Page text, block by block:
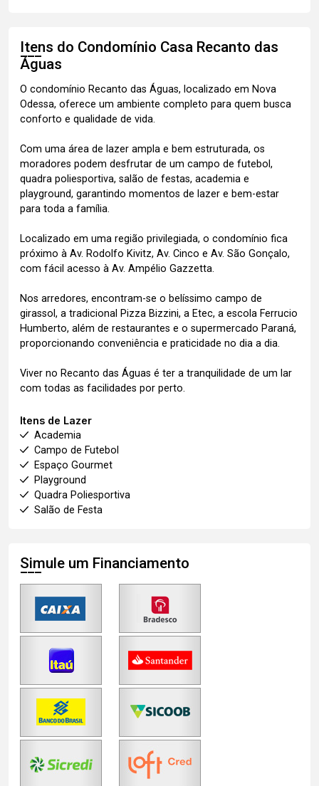
Itens do Condomínio Casa Recanto das
Águas
O condomínio Recanto das Águas, localizado em Nova
Odessa, oferece um ambiente completo para quem busca
conforto e qualidade de vida.
Com uma área de lazer ampla e bem estruturada, os
moradores podem desfrutar de um campo de futebol,
quadra poliesportiva, salão de festas, academia e
playground, garantindo momentos de lazer e bem-estar
para toda a família.
Localizado em uma região privilegiada, o condomínio fica
próximo à Av. Rodolfo Kivitz, Av. Cinco e Av. São Gonçalo,
com fácil acesso à Av. Ampélio Gazzetta.
Nos arredores, encontram-se o belíssimo campo de
girassol, a tradicional Pizza Bizzini, a Etec, a escola Ferrucio
Humberto, além de restaurantes e o supermercado Paraná,
proporcionando conveniência e praticidade no dia a dia.
Viver no Recanto das Águas é ter a tranquilidade de um lar
com todas as facilidades por perto.
Itens de Lazer
Academia
Campo de Futebol
Espaço Gourmet
Playground
Quadra Poliesportiva
Salão de Festa
Simule um Financiamento